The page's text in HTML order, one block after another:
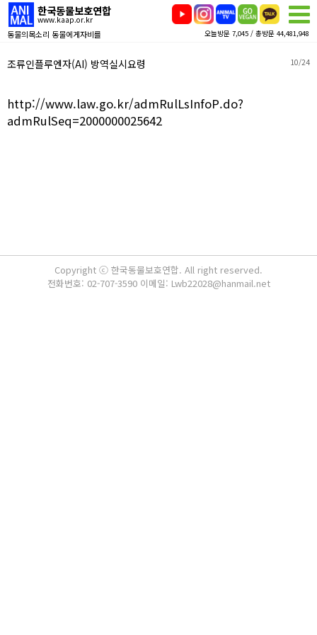
한국동물보호연합
www.kaap.or.kr
동물의목소리 동물에게자비를 오늘방문 7,045 / 총방문 44,481,948
조류인플루엔자(AI) 방역실시요령 10/24
http://www.law.go.kr/admRulLsInfoP.do?
admRulSeq=2000000025642
Copyright ⓒ 한국동물보호연합. All right reserved.
전화번호: 02-707-3590 이메일: Lwb22028@hanmail.net